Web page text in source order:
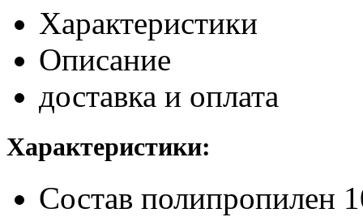
Характеристики
Описание
доставка и оплата
Характеристики:
Состав полипропилен